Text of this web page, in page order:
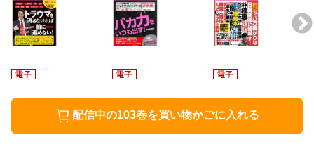
する時代になったのです。
このソーシャルメディア時代を生き残り、「伸びる人」になって
本書の内容について、秋元康氏からも推薦を頂いております。
配信中の103巻を買い物かごに入れる